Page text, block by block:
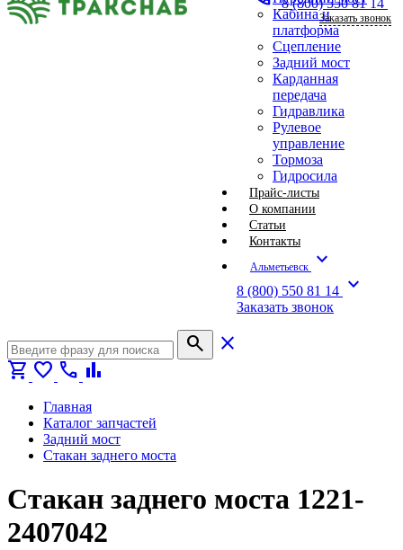
Кабина и
платформа
Сцепление
Задний мост
Карданная
передача
Гидравлика
Рулевое
управление
Тормоза
Гидросила
Прайс-листы
О компании
Статьи
Контакты
Альметьевск expand_more
8 (800) 550 81 14 expand_more
Заказать звонок
Заказать звонок
search
close
shopping_cart favorite call bar_chart
Главная
Каталог запчастей
Задний мост
Стакан заднего моста
Стакан заднего моста 1221-
2407042